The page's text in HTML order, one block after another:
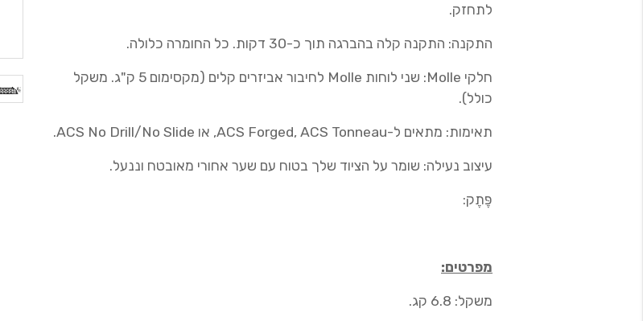
לתחזק.
התקנה: התקנה קלה בהברגה תוך כ-30 דקות. כל החומרה כלולה.
חלקי Molle: שני לוחות Molle לחיבור אביזרים קלים (מקסימום 5 ק"ג. משקל
כולל).
תאימות: מתאים ל-ACS Forged, ACS Tonneau, או ACS No Drill/No Slide.
עיצוב נעילה: שומר על הציוד שלך בטוח עם שער אחורי מאובטח וננעל.
פֶּתֶק:
מפרטים:
משקל: 6.8 קג.